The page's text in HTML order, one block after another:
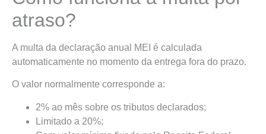
atraso?
A multa da declaração anual MEI é calculada
automaticamente no momento da entrega fora do prazo.
O valor normalmente corresponde a:
2% ao mês sobre os tributos declarados;
Limitado a 20%;